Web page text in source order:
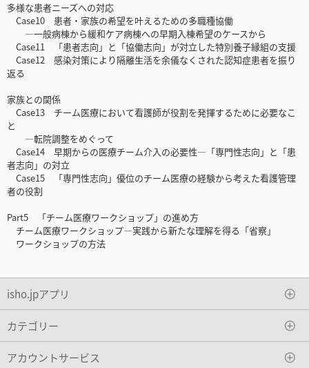
多様な患者ニーズへの対応
Case10 患者・家族の希望を叶えるための多職種協働
―一般病棟から緩和ケア病棟への早期入棟希望のケースから
Case11 「患者志向」と「協働志向」が対立した特別養子縁組の支援
Case12 感染対策により隔離生活を余儀なくされた認知症患者を振り
返る
家族との関係
Case13 チーム医療において看護師が役割を発揮するために必要なこ
と
―転院調整をめぐって
Case14 早期からの医療チーム介入の必要性―「専門性志向」と「患
者志向」の対立
Case15 「専門性志向」優位のチーム医療の経験から考えた看護管理
者の役割
Part5 「チーム医療ワークショップ」の進め方
チーム医療ワークショップ―実践から新たな理解を得る「省察」
ワークショップの方法
isho.jpアプリ
カテゴリー
アカウントサービス